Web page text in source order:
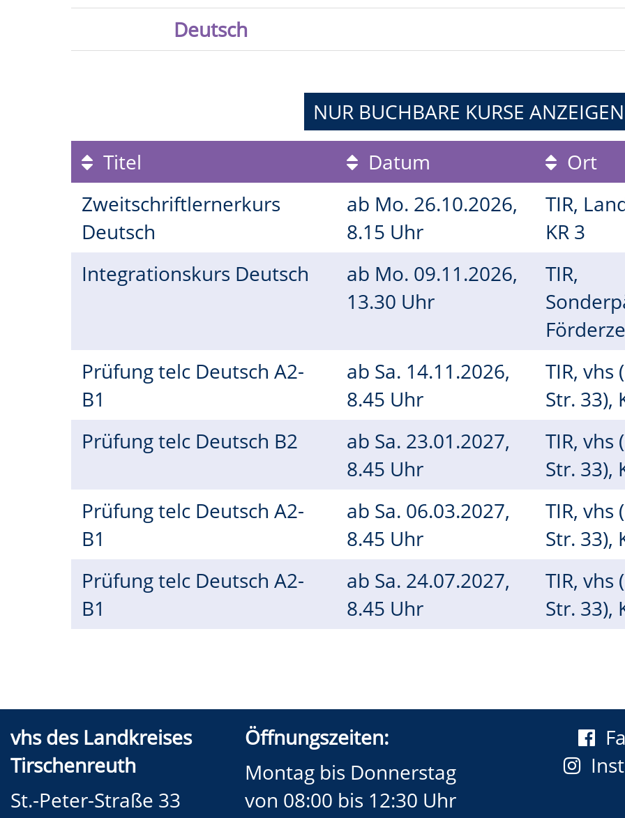
Deutsch
NUR BUCHBARE KURSE ANZEIGEN
Titel
Datum Ort
Zweitschriftlernerkurs
Deutsch
ab Mo. 26.10.2026,
8.15 Uhr
TIR,
KR 3
Integrationskurs Deutsch
ab Mo. 09.11.2026,
13.30 Uhr
TIR,
Prüfung telc Deutsch A2-
B1
ab Sa. 14.11.2026,
8.45 Uhr
TIR, vhs
Str. 33),
Prüfung telc Deutsch B2
ab Sa. 23.01.2027,
8.45 Uhr
TIR, vhs
Str. 33),
Prüfung telc Deutsch A2-
B1
ab Sa. 06.03.2027,
8.45 Uhr
TIR, vhs
Str. 33),
Prüfung telc Deutsch A2-
B1
ab Sa. 24.07.2027,
8.45 Uhr
TIR, vhs
Str. 33),
vhs des Landkreises
Tirschenreuth
St.-Peter-Straße 33
Öffnungszeiten:
Montag bis Donnerstag
von 08:00 bis 12:30 Uhr